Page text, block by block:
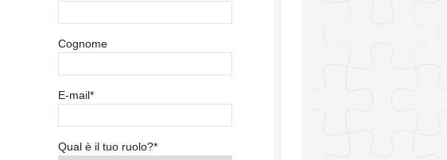
Cognome
E-mail*
Qual è il tuo ruolo?*